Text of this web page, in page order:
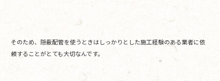
そのため、隠蔽配管を使うときはしっかりとした施工経験のある業者に依
頼することがとても大切なんです。